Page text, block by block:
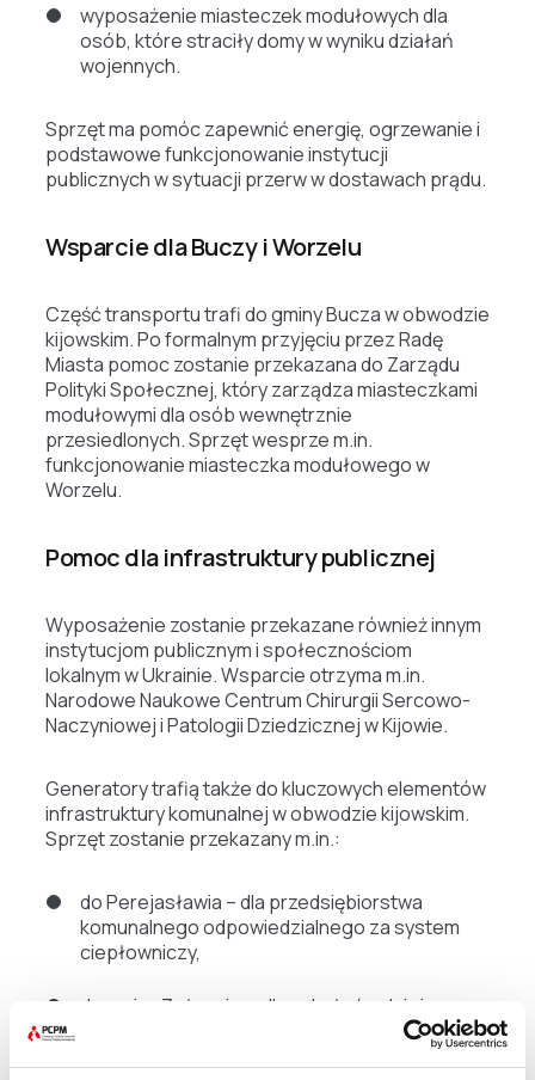
wyposażenie miasteczek modułowych dla
osób, które straciły domy w wyniku działań
wojennych.
Sprzęt ma pomóc zapewnić energię, ogrzewanie i
podstawowe funkcjonowanie instytucji
publicznych w sytuacji przerw w dostawach prądu.
Wsparcie dla Buczy i Worzelu
Część transportu trafi do gminy Bucza w obwodzie
kijowskim. Po formalnym przyjęciu przez Radę
Miasta pomoc zostanie przekazana do Zarządu
Polityki Społecznej, który zarządza miasteczkami
modułowymi dla osób wewnętrznie
przesiedlonych. Sprzęt wesprze m.in.
funkcjonowanie miasteczka modułowego w
Worzelu.
Pomoc dla infrastruktury publicznej
Wyposażenie zostanie przekazane również innym
instytucjom publicznym i społecznościom
lokalnym w Ukrainie. Wsparcie otrzyma m.in.
Narodowe Naukowe Centrum Chirurgii Sercowo-
Naczyniowej i Patologii Dziedzicznej w Kijowie.
Generatory trafią także do kluczowych elementów
infrastruktury komunalnej w obwodzie kijowskim.
Sprzęt zostanie przekazany m.in.:
do Perejasławia – dla przedsiębiorstwa
komunalnego odpowiedzialnego za system
ciepłowniczy,
do gminy Zołocziw – dla szkoły średniej wraz z
kotłownią i schronem obrony cywilnej,